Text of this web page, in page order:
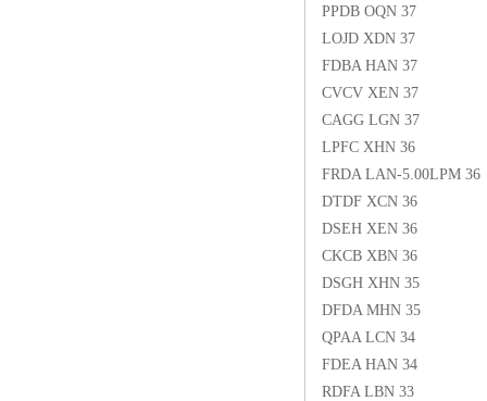
PPDB OQN 37
LOJD XDN 37
FDBA HAN 37
CVCV XEN 37
CAGG LGN 37
LPFC XHN 36
FRDA LAN-5.00LPM 36
DTDF XCN 36
DSEH XEN 36
CKCB XBN 36
DSGH XHN 35
DFDA MHN 35
QPAA LCN 34
FDEA HAN 34
RDFA LBN 33